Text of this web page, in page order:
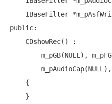
public:
        m_pGB(
NULL ),
        m_pAudioCap(
NULL ),